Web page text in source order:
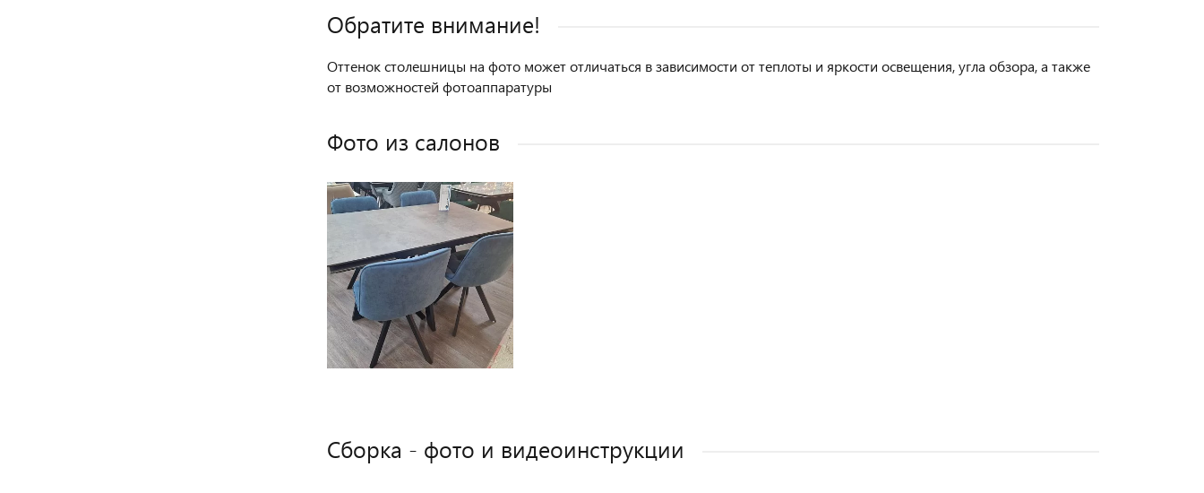
Обратите внимание!
Оттенок столешницы на фото может отличаться в зависимости от теплоты и яркости освещения, угла обзора, а также
от возможностей фотоаппаратуры
Фото из салонов
Сборка - фото и видеоинструкции